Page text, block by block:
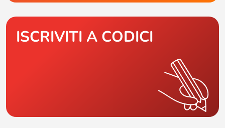
ISCRIVITI A CODICI